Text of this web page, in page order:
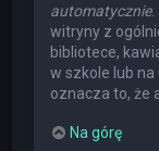
automatycznie.
witryny z
bibliotece,
w szkole lub
oznacza to, że
Na górę